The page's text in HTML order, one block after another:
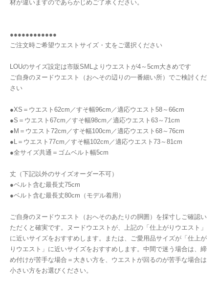
材が違いますのであらかじめご了承ください。
●●●●●●●●●●●●
ご注文時ご希望ウエストサイズ・丈をご選択ください
LOUのサイズ設定は市販SMLよりウエストが4～5cm大きめです
ご自身のヌードウエスト（おへその辺りの一番細い所）でご検討くだ
さい
●XS＝ウエスト62cm／すそ幅96cm／適応ウエスト58～66cm
●S＝ウエスト67cm／すそ幅98cm／適応ウエスト63～71cm
●M＝ウエスト72cm／すそ幅100cm／適応ウエスト68～76cm
●L＝ウエスト77cm／すそ幅102cm／適応ウエスト73～81cm
●全サイズ共通＝ゴムベルト幅5cm
丈（下記以外のサイズオーダー不可）
●ベルト含む最長丈75cm
●ベルト含む最長丈80cm（モデル着用）
ご自身のヌードウエスト（おへそのあたりの胴囲）を採寸しご確認い
ただくと確実です。ヌードウエストが、上記の「仕上がりウエスト」
に近いサイズをおすすめします。または、ご愛用品サイズが「仕上が
りウエスト」に近いサイズをおすすめします。中間で迷う場合は、締
め付けが苦手な場合＝大きい方を、ウエストが回るのが苦手な場合は
小さい方をお選びください。